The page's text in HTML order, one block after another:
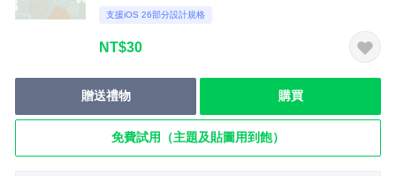
支援iOS 26部分設計規格
NT$30
贈送禮物 購買
免費試用（主題及貼圖用到飽）